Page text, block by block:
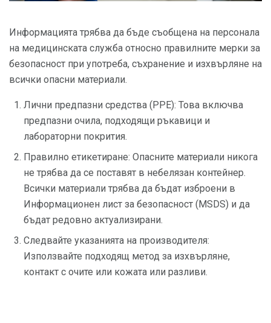
Информацията трябва да бъде съобщена на персонала
на медицинската служба относно правилните мерки за
безопасност при употреба, съхранение и изхвърляне на
всички опасни материали.
Лични предпазни средства (PPE): Това включва
предпазни очила, подходящи ръкавици и
лабораторни покрития.
Правилно етикетиране: Опасните материали никога
не трябва да се поставят в небелязан контейнер.
Всички материали трябва да бъдат изброени в
Информационен лист за безопасност (MSDS) и да
бъдат редовно актуализирани.
Следвайте указанията на производителя:
Използвайте подходящ метод за изхвърляне,
контакт с очите или кожата или разливи.